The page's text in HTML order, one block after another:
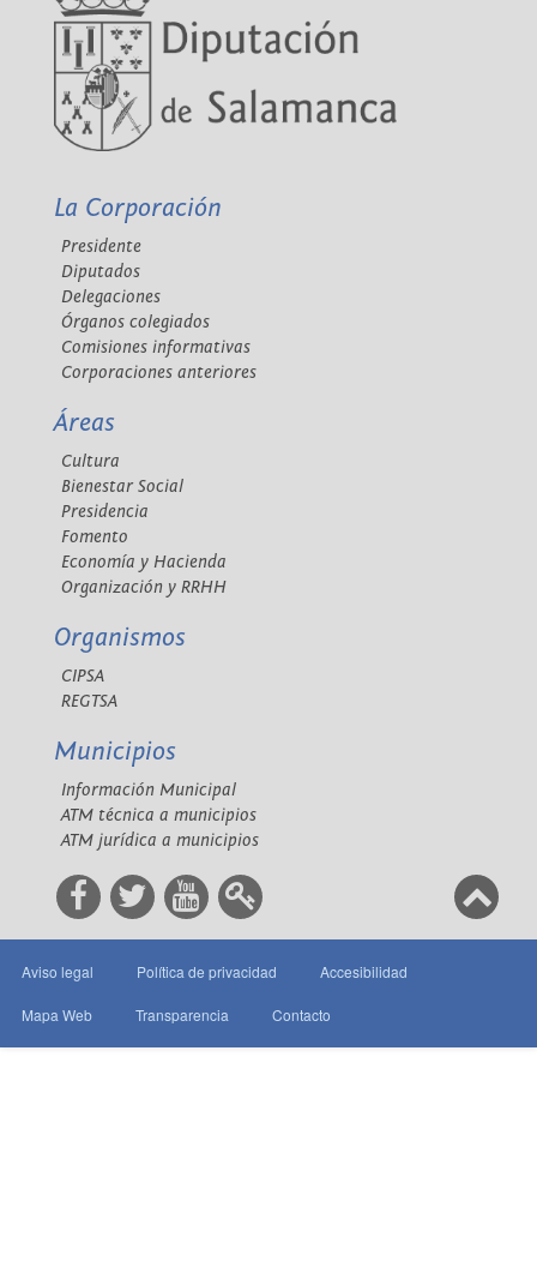
La Corporación
Presidente
Diputados
Delegaciones
Órganos colegiados
Comisiones informativas
Corporaciones anteriores
Áreas
Cultura
Bienestar Social
Presidencia
Fomento
Economía y Hacienda
Organización y RRHH
Organismos
CIPSA
REGTSA
Municipios
Información Municipal
ATM técnica a municipios
ATM jurídica a municipios
Aviso legal Política de privacidad Accesibilidad
Mapa Web Transparencia Contacto